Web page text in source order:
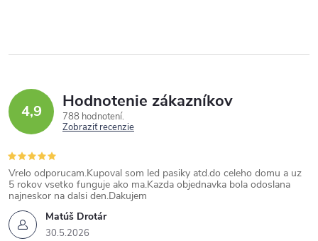
4,9 Hodnotenie zákazníkov
788 hodnotení
Zobraziť recenzie
Matúš Drotár
30.5.2026
Vrelo odporucam.Kupoval som led pasiky atd.do celeho domu a uz
5 rokov vsetko funguje ako ma.Kazda objednavka bola odoslana
najneskor na dalsi den.Dakujem